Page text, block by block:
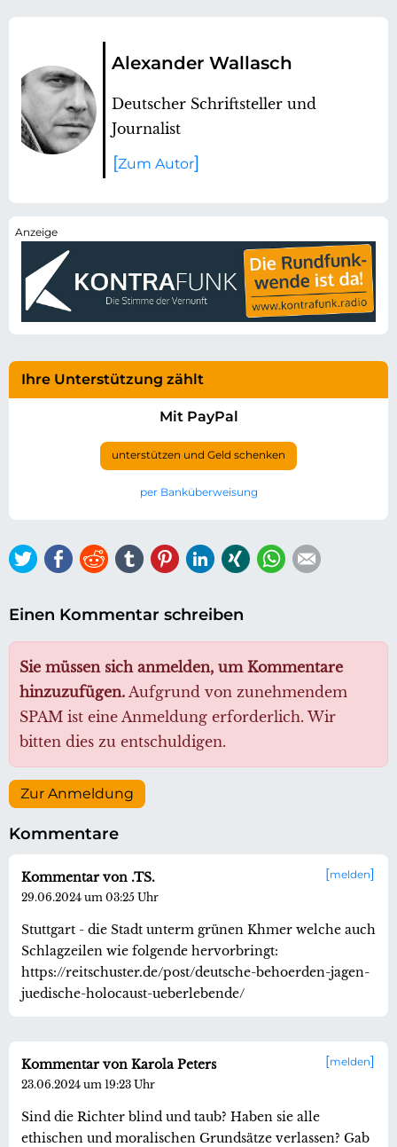
Alexander Wallasch
Deutscher Schriftsteller und
Journalist
Zum Autor
Ihre Unterstützung zählt
Mit PayPal
unterstützen und Geld schenken
per Banküberweisung
TwitterFacebook
ReddittumblrPinterestLinkedIn
Xing WhatsApp
Einen Kommentar schreiben
Sie müssen sich anmelden, um Kommentare
hinzuzufügen. Aufgrund von zunehmendem
SPAM ist eine Anmeldung erforderlich. Wir
bitten dies zu entschuldigen.
Zur Anmeldung
Kommentare
melden
Kommentar von .TS.
29.06.2024 um 03:25 Uhr
Stuttgart - die Stadt unterm grünen Khmer welche auch
Schlagzeilen wie folgende hervorbringt:
https://reitschuster.de/post/deutsche-behoerden-jagen-
juedische-holocaust-ueberlebende/
melden
Kommentar von Karola Peters
23.06.2024 um 19:23 Uhr
Sind die Richter blind und taub? Haben sie alle
ethischen und moralischen Grundsätze verlassen? Gab